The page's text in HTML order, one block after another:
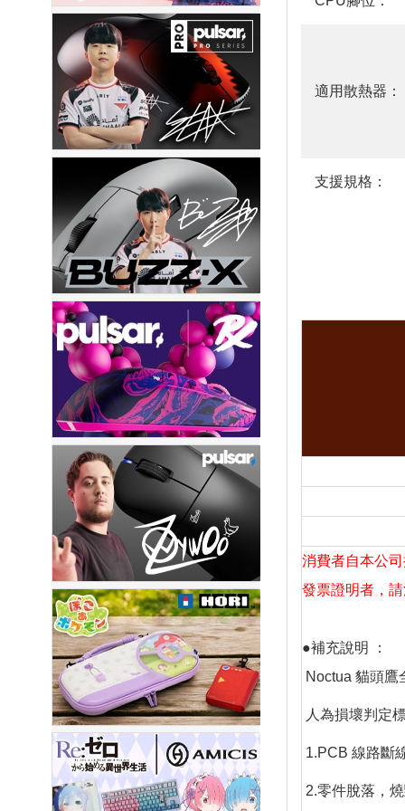
適用散熱器：
支援規格：
消費者自本公
發票證明者，
●補充說明 ：
Noctua 貓頭鷹
人為損壞判定
1.PCB 線路斷
2.零件脫落，